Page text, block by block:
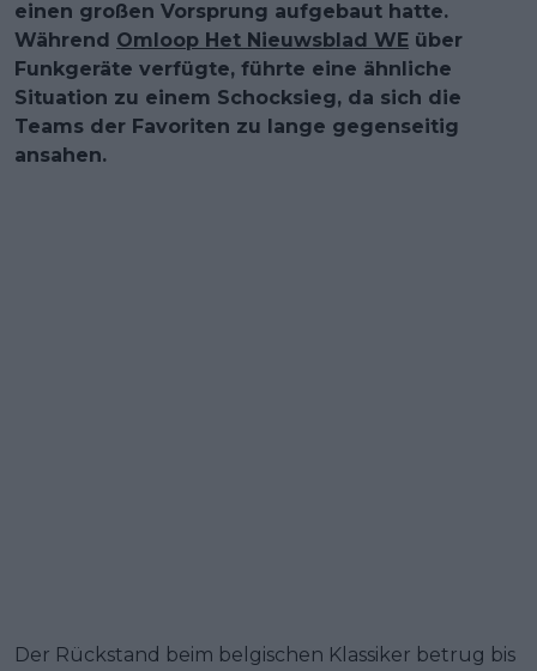
einen großen Vorsprung aufgebaut hatte.
Während Omloop Het Nieuwsblad WE über
Funkgeräte verfügte, führte eine ähnliche
Situation zu einem Schocksieg, da sich die
Teams der Favoriten zu lange gegenseitig
ansahen.
Der Rückstand beim belgischen Klassiker betrug bis